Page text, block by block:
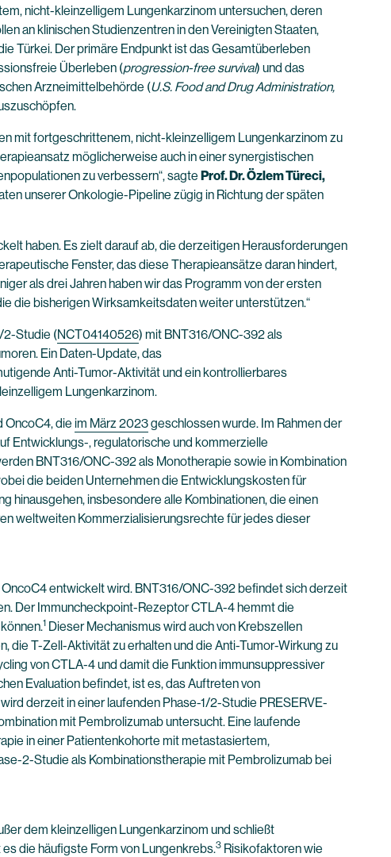
nicht-kleinzelligem Lungenkarzinom untersuchen, deren
an klinischen Studienzentren in den Vereinigten Staaten,
Türkei. Der primäre Endpunkt ist das Gesamtüberleben
Überleben (progression-free survival) und das
Arzneimittelbehörde (U.S. Food and Drug Administration,
mit fortgeschrittenem, nicht-kleinzelligem Lungenkarzinom zu
möglicherweise auch in einer synergistischen
zu verbessern“, sagte Prof. Dr. Özlem Türeci,
unserer Onkologie-Pipeline zügig in Richtung der späten
haben. Es zielt darauf ab, die derzeitigen Herausforderungen
Fenster, das diese Therapieansätze daran hindert,
als drei Jahren haben wir das Programm von der ersten
die bisherigen Wirksamkeitsdaten weiter unterstützen.“
2-Studie (NCT04140526) mit BNT316/ONC-392 als
Ein Daten-Update, das
Anti-Tumor-Aktivität und ein kontrollierbares
Lungenkarzinom.
OncoC4, die im März 2023geschlossen wurde. Im Rahmen der
Entwicklungs-, regulatorische und kommerzielle
BNT316/ONC-392 als Monotherapie sowie in Kombination
die beiden Unternehmen die Entwicklungskosten für
hinausgehen, insbesondere alle Kombinationen, die einen
weltweiten Kommerzialisierungsrechte für jedes dieser
entwickelt wird. BNT316/ONC-392 befindet sich derzeit
Der Immuncheckpoint-Rezeptor CTLA-4 hemmt die
1 Dieser Mechanismus wird auch von Krebszellen
die T-Zell-Aktivität zu erhalten und die Anti-Tumor-Wirkung zu
von CTLA-4 und damit die Funktion immunsuppressiver
Evaluation befindet, ist es, das Auftreten von
derzeit in einer laufenden Phase-1/2-Studie PRESERVE-
mit Pembrolizumab untersucht. Eine laufende
in einer Patientenkohorte mit metastasiertem,
2-Studie als Kombinationstherapie mit Pembrolizumab bei
dem kleinzelligen Lungenkarzinom und schließt
die häufigste Form von Lungenkrebs.3 Risikofaktoren wie